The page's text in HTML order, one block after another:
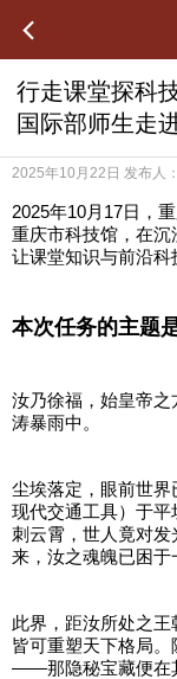

行走课堂探科
国际部师生走
2025年10月22日 发布人：
2025年10月17日，
重庆市科技馆，在沉
让课堂知识与前沿科
本次任务的主题
汝乃徐福，始皇帝
涛暴雨中。
尘埃落定，眼前世
现代交通工具）于
刺云霄，世人竟对
来，汝之魂魄已困于
此界，距汝所处之王
皆可重塑天下格局
——那隐秘宝藏便在